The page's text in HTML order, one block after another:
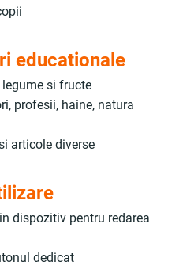
educationale
si fructe
profesii, haine, natura
articole diverse
dispozitiv pentru redarea
dedicat